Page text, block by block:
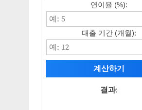
연이율 (%):
대출 기간 (개월):
계산하기
결과: